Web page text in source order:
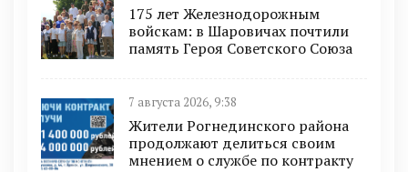
175 лет Железнодорожным
войскам: в Шаровичах почтили
память Героя Советского Союза
7 августа 2026, 9:38
Жители Рогнединского района
продолжают делиться своим
мнением о службе по контракту